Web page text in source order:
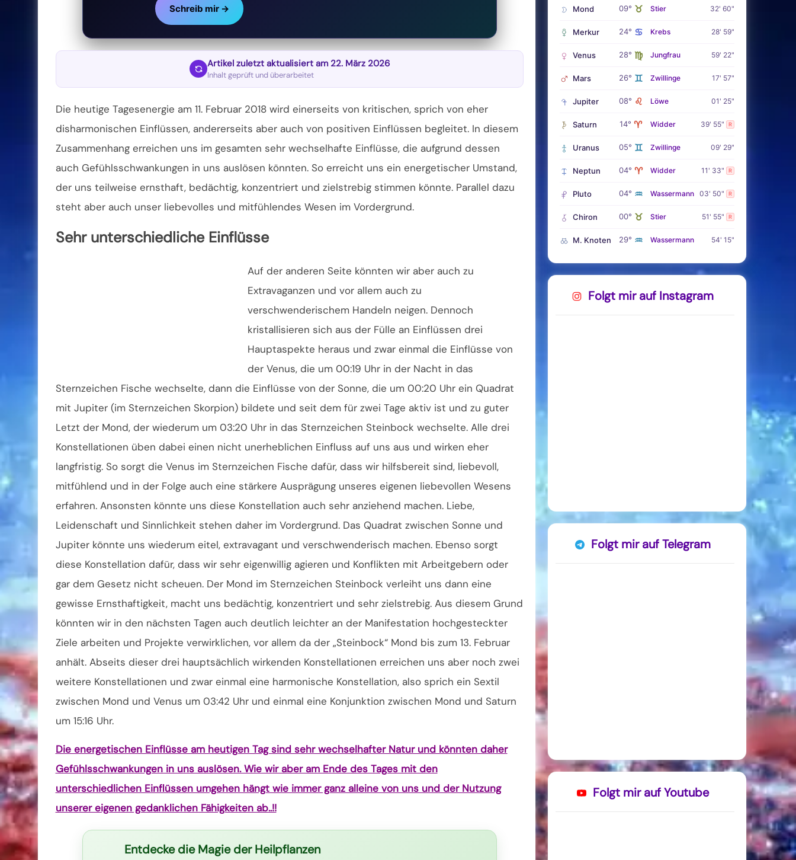
Schreib mir →
Artikel zuletzt aktualisiert am 22. März 2026
Inhalt geprüft und überarbeitet
Die heutige Tagesenergie am 11. Februar 2018 wird einerseits von kritischen, sprich von eher
disharmonischen Einflüssen, andererseits aber auch von positiven Einflüssen begleitet. In diesem
Zusammenhang erreichen uns im gesamten sehr wechselhafte Einflüsse, die aufgrund dessen
auch Gefühlsschwankungen in uns auslösen könnten. So erreicht uns ein energetischer Umstand,
der uns teilweise ernsthaft, bedächtig, konzentriert und zielstrebig stimmen könnte. Parallel dazu
steht aber auch unser liebevolles und mitfühlendes Wesen im Vordergrund.
Sehr unterschiedliche Einflüsse
Auf der anderen Seite könnten wir aber auch zu
Extravaganzen und vor allem auch zu
verschwenderischem Handeln neigen. Dennoch
kristallisieren sich aus der Fülle an Einflüssen drei
Hauptaspekte heraus und zwar einmal die Einflüsse von
der Venus, die um 00:19 Uhr in der Nacht in das
Sternzeichen Fische wechselte, dann die Einflüsse von der Sonne, die um 00:20 Uhr ein Quadrat
mit Jupiter (im Sternzeichen Skorpion) bildete und seit dem für zwei Tage aktiv ist und zu guter
Letzt der Mond, der wiederum um 03:20 Uhr in das Sternzeichen Steinbock wechselte. Alle drei
Konstellationen üben dabei einen nicht unerheblichen Einfluss auf uns aus und wirken eher
langfristig. So sorgt die Venus im Sternzeichen Fische dafür, dass wir hilfsbereit sind, liebevoll,
mitfühlend und in der Folge auch eine stärkere Ausprägung unseres eigenen liebevollen Wesens
erfahren. Ansonsten könnte uns diese Konstellation auch sehr anziehend machen. Liebe,
Leidenschaft und Sinnlichkeit stehen daher im Vordergrund. Das Quadrat zwischen Sonne und
Jupiter könnte uns wiederum eitel, extravagant und verschwenderisch machen. Ebenso sorgt
diese Konstellation dafür, dass wir sehr eigenwillig agieren und Konflikten mit Arbeitgebern oder
gar dem Gesetz nicht scheuen. Der Mond im Sternzeichen Steinbock verleiht uns dann eine
gewisse Ernsthaftigkeit, macht uns bedächtig, konzentriert und sehr zielstrebig. Aus diesem Grund
könnten wir in den nächsten Tagen auch deutlich leichter an der Manifestation hochgesteckter
Ziele arbeiten und Projekte verwirklichen, vor allem da der „Steinbock“ Mond bis zum 13. Februar
anhält. Abseits dieser drei hauptsächlich wirkenden Konstellationen erreichen uns aber noch zwei
weitere Konstellationen und zwar einmal eine harmonische Konstellation, also sprich ein Sextil
zwischen Mond und Venus um 03:42 Uhr und einmal eine Konjunktion zwischen Mond und Saturn
um 15:16 Uhr.
Die energetischen Einflüsse am heutigen Tag sind sehr wechselhafter Natur und könnten daher
Gefühlsschwankungen in uns auslösen. Wie wir aber am Ende des Tages mit den
unterschiedlichen Einflüssen umgehen hängt wie immer ganz alleine von uns und der Nutzung
unserer eigenen gedanklichen Fähigkeiten ab..!!
Entdecke die Magie der Heilpflanzen
Mond 09° ♉ Stier 32' 60"
Merkur 24° ♋ Krebs 28' 59"
Venus 28° ♍ Jungfrau 59' 22"
Mars 26° ♊ Zwillinge 17' 57"
Jupiter 08° ♌ Löwe 01' 25"
Saturn 14° ♈ Widder 39' 55" R
Uranus 05° ♊ Zwillinge 09' 29"
Neptun 04° ♈ Widder 11' 33" R
Pluto 04° ♒ Wassermann 03' 50" R
Chiron 00° ♉ Stier 51' 55" R
M. Knoten 29° ♒ Wassermann 54' 15"
Folgt mir auf Instagram
Folgt mir auf Telegram
Folgt mir auf Youtube